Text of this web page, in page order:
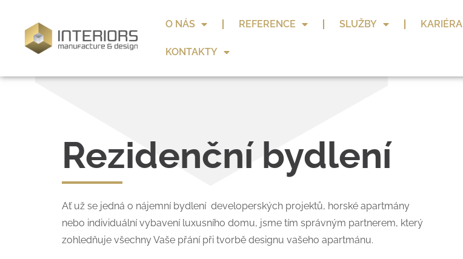
O NÁS REFERENCE SLUŽBY KARIÉRA
KONTAKTY
Rezidenční bydlení
Ať už se jedná o nájemní bydlení developerských projektů, horské apartmány
nebo individuální vybavení luxusního domu, jsme tím správným partnerem, který
zohledňuje všechny Vaše přání při tvorbě designu vašeho apartmánu.